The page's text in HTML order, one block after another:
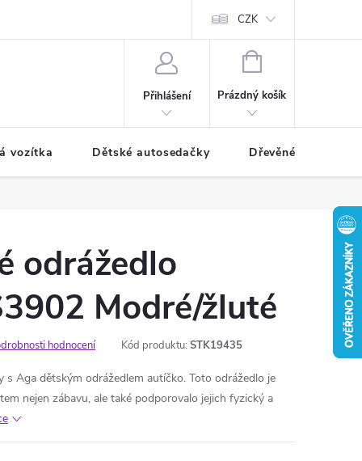
CZK
Přihlášení
NÁKUPNÍ
Prázdný košík
vozítka Dětské autosedačky Dřevěné hračky
odrážedlo
Modré/žluté
hodnocení Kód produktu: STK19435
s Aga dětským odrážedlem autíčko. Toto odrážedlo je
nejen zábavu, ale také podporovalo jejich fyzický a